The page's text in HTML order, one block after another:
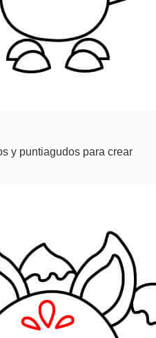
y puntiagudos para crear